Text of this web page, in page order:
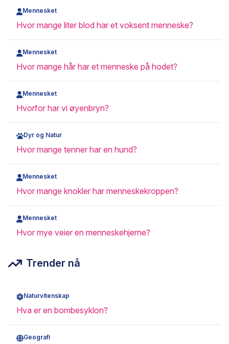
Mennesket
Hvor mange liter blod har et voksent menneske?
Mennesket
Hvor mange hår har et menneske på hodet?
Mennesket
Hvorfor har vi øyenbryn?
Dyr og Natur
Hvor mange tenner har en hund?
Mennesket
Hvor mange knokler har menneskekroppen?
Mennesket
Hvor mye veier en menneskehjerne?
Trender nå
Naturvitenskap
Hva er en bombesyklon?
Geografi